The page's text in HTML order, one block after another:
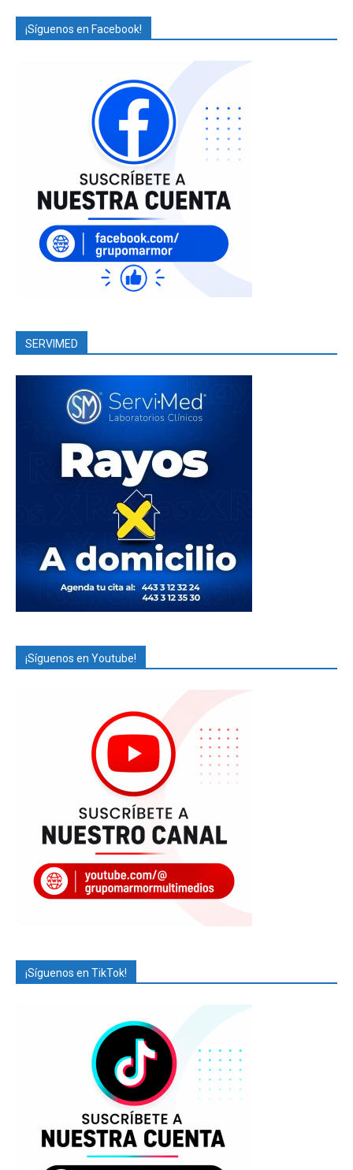
¡Síguenos en Facebook!
SERVIMED
¡Síguenos en Youtube!
¡Síguenos en TikTok!